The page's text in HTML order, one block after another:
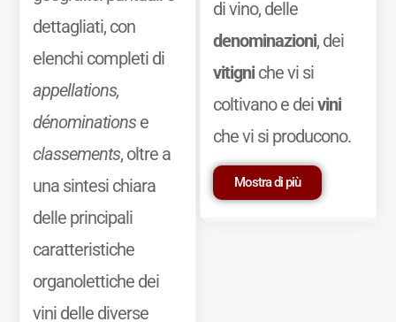
dettagliati, con
elenchi completi di
appellations,
dénominationse
classements, oltre a
una sintesi chiara
delle principali
caratteristiche
organolettiche dei
vini delle diverse
di vino, delle
denominazioni, dei
vitigniche vi si
coltivano e deivini
che vi si producono.
Mostra di più